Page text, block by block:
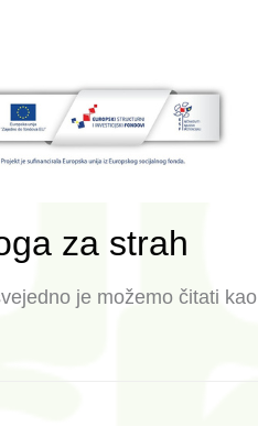
za strah
je možemo čitati kao